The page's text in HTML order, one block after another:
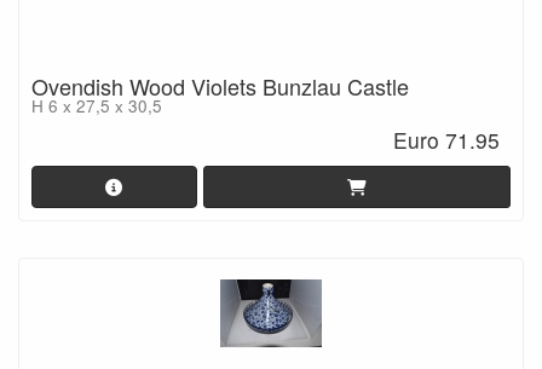
Ovendish Wood Violets Bunzlau Castle
H 6 x 27,5 x 30,5
Euro 71.95